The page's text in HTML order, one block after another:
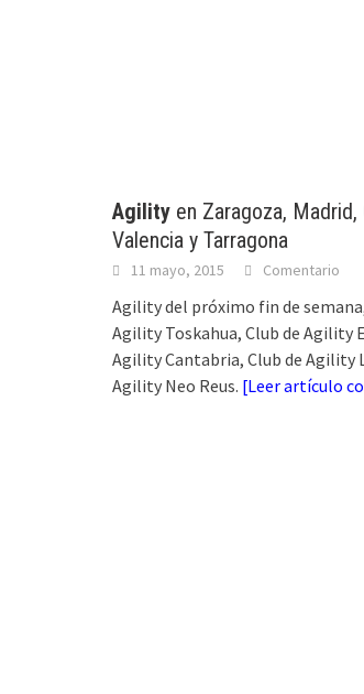
Agility en Zaragoza, Madrid,
Valencia y Tarragona
11 mayo, 2015 Comentario
Agility del próximo fin de
Agility Toskahua, Club de Agility
Agility Cantabria, Club de Agility
Agility Neo Reus. [Leer artículo